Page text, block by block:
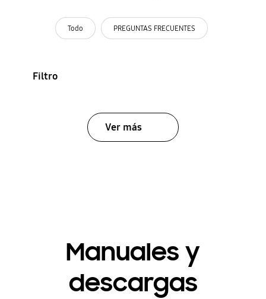
Todo PREGUNTAS FRECUENTES
Filtro
Ver más
Manuales y
descargas